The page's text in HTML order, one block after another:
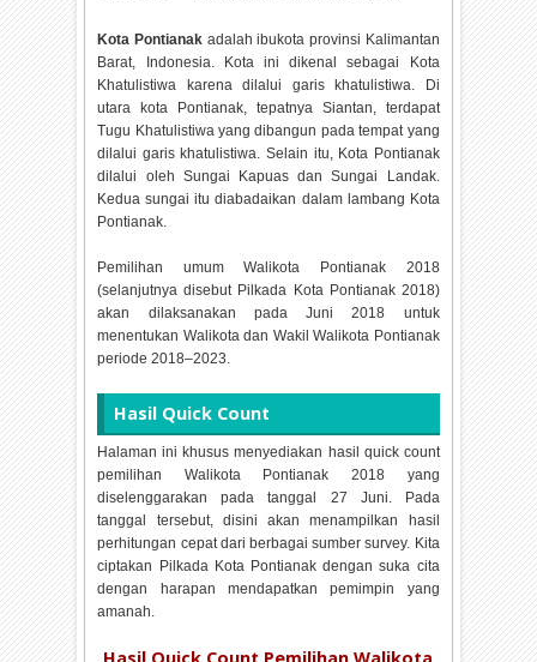
Kota Pontianak adalah ibukota provinsi Kalimantan
Barat, Indonesia. Kota ini dikenal sebagai Kota
Khatulistiwa karena dilalui garis khatulistiwa. Di
utara kota Pontianak, tepatnya Siantan, terdapat
Tugu Khatulistiwa yang dibangun pada tempat yang
dilalui garis khatulistiwa. Selain itu, Kota Pontianak
dilalui oleh Sungai Kapuas dan Sungai Landak.
Kedua sungai itu diabadaikan dalam lambang Kota
Pontianak.
Pemilihan umum Walikota Pontianak 2018
(selanjutnya disebut Pilkada Kota Pontianak 2018)
akan dilaksanakan pada Juni 2018 untuk
menentukan Walikota dan Wakil Walikota Pontianak
periode 2018–2023.
Hasil Quick Count
Halaman ini khusus menyediakan hasil quick count
pemilihan Walikota Pontianak 2018 yang
diselenggarakan pada tanggal 27 Juni. Pada
tanggal tersebut, disini akan menampilkan hasil
perhitungan cepat dari berbagai sumber survey. Kita
ciptakan Pilkada Kota Pontianak dengan suka cita
dengan harapan mendapatkan pemimpin yang
amanah.
Hasil Quick Count Pemilihan Walikota